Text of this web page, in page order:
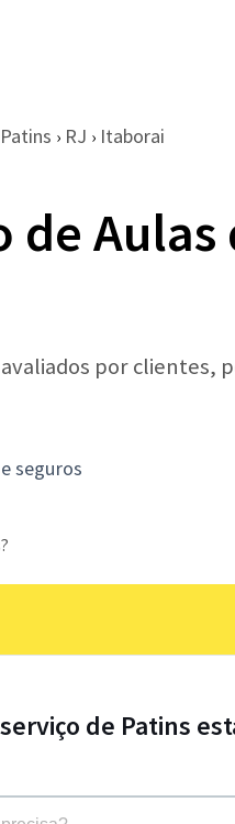
Patins › RJ › Itaborai
de Aulas
por clientes,
seguros
de Patins